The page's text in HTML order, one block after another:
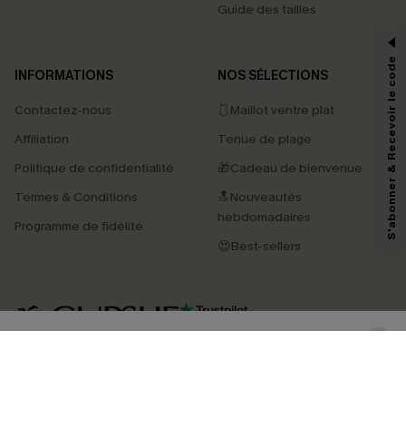
Guide des tailles
INFORMATIONS
Contactez-nous
Affiliation
Politique de confidentialité
Termes & Conditions
Programme de fidélité
NOS SÉLECTIONS
🩱Maillot ventre plat
Tenue de plage
🎁Cadeau de bienvenue
🔝Nouveautés
hebdomadaires
😍Best-sellers
4.4
marketing (y compris du contenu généré par l'IA) de Cupshe et
pouvons utiliser les données collectées sur notre site ainsi que des
savoir si ceux-ci ont été ouverts, de mesurer votre engagement, de
personnaliser nos contenus et nos offres, et de vous recommander des
produits susceptibles de vous intéresser, conformément à notre
Politique de
. Vous pouvez vous désabonner à tout moment.
S'abonner & Recevoir le code